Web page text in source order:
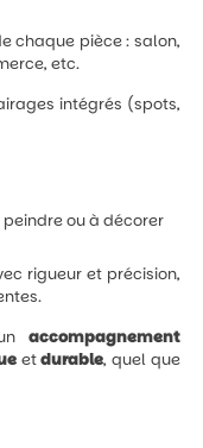
chaque pièce : salon,
etc.
intégrés (spots,
ou à décorer
rigueur et précision,
accompagnement
etdurable, quel que